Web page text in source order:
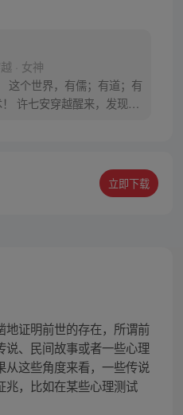
· 女神
这个世界，有儒；有道；有
许七安穿越醒来，发现自
小说 QQ群号：
立即下载
地证明前世的存在，所谓前
说、民间故事或者一些心理
从这些角度来看，一些传说
兆，比如在某些心理测试